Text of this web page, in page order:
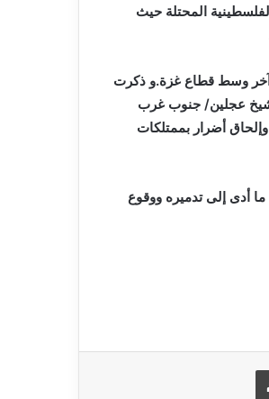
المحتلة حيث
وسط قطاع غزة.و ذكرت
عجلين/ جنوب غرب
أضرار بممتلكات
أدى إلى تدميره ووقوع